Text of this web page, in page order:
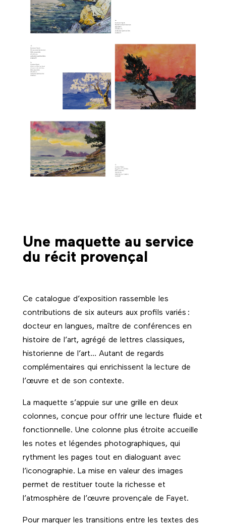
Une maquette au service
du récit provençal
Ce catalogue d’exposition rassemble les
contributions de six auteurs aux profils variés :
docteur en langues, maître de conférences en
histoire de l’art, agrégé de lettres classiques,
historienne de l’art… Autant de regards
complémentaires qui enrichissent la lecture de
l’œuvre et de son contexte.
La maquette s’appuie sur une grille en deux
colonnes, conçue pour offrir une lecture fluide et
fonctionnelle. Une colonne plus étroite accueille
les notes et légendes photographiques, qui
rythment les pages tout en dialoguant avec
l’iconographie. La mise en valeur des images
permet de restituer toute la richesse et
l’atmosphère de l’œuvre provençale de Fayet.
Pour marquer les transitions entre les textes des